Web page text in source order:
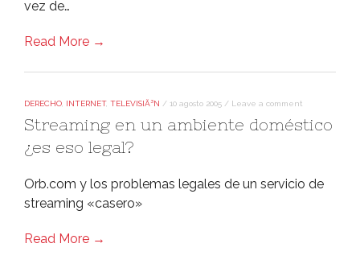
vez de…
Read More →
DERECHO INTERNET, TELEVISIÃ³N / 10 agosto 2005 / Leave a comment
Streaming en un ambiente doméstico
¿es eso legal?
Orb.com y los problemas legales de un servicio de
streaming «casero»
Read More →